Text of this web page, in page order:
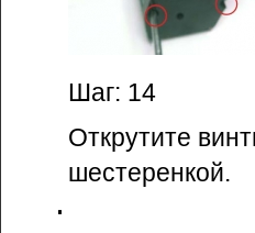
Шаг: 14
Открутите
шестеренкой.